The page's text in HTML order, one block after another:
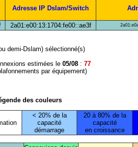
Adresse IP Dslam/Switch
2a01:e00:13:1704:fe00::ae3f
demi-Dslam) sélectionné(s)
estimées le 05/08 : 77
par équipement)
des couleurs
< 20% de la
capacité
démarrage
20 à 80% de la
capacité
en croissance